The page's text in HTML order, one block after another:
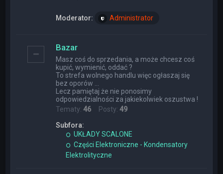
Moderator: Administrator
Bazar
Masz coś do sprzedania, a może chcesz coś
kupić, wymienić, oddać ?
To strefa wolnego handlu więc ogłaszaj się
bez oporów ...
Lecz pamiętaj że nie ponosimy
odpowiedzialności za jakiekolwiek oszustwa !
Tematy:46 Posty:49
Subfora:
UKŁADY SCALONE
Części Elektroniczne - Kondensatory
Elektrolityczne